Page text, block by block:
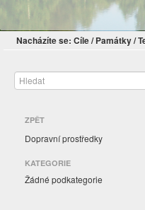
Nacházíte se: Cíle/ Památky/
ZPĚT
Dopravní prostředky
KATEGORIE
Žádné podkategorie